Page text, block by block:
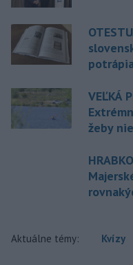
VEĽKÁ
žeby
Aktuálne témy: Kvízy